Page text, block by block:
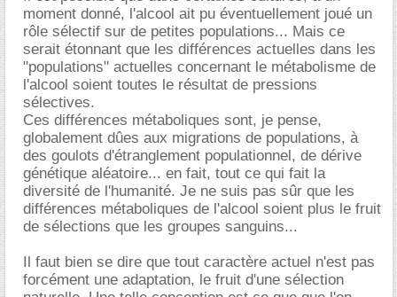
moment donné, l'alcool ait pu éventuellement joué un
rôle sélectif sur de petites populations... Mais ce
serait étonnant que les différences actuelles dans les
"populations" actuelles concernant le métabolisme de
l'alcool soient toutes le résultat de pressions
sélectives.
Ces différences métaboliques sont, je pense,
globalement dûes aux migrations de populations, à
des goulots d'étranglement populationnel, de dérive
génétique aléatoire... en fait, tout ce qui fait la
diversité de l'humanité. Je ne suis pas sûr que les
différences métaboliques de l'alcool soient plus le fruit
de sélections que les groupes sanguins...
Il faut bien se dire que tout caractère actuel n'est pas
forcément une adaptation, le fruit d'une sélection